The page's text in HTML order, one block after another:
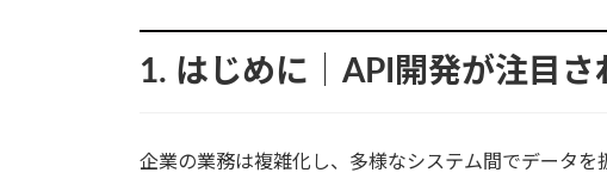
1. はじめに｜API開発が注目さ
企業の業務は複雑化し、多様なシステム間でデータを